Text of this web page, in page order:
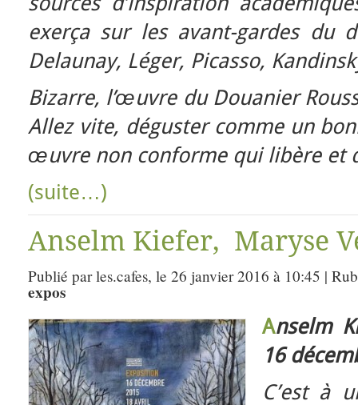
exerça sur les avant-gardes du
Delaunay, Léger, Picasso,
Bizarre, l’œuvre du Douanier
Allez vite, déguster comme un
œuvre non conforme qui libère et
(suite…)
Anselm Kiefer, Maryse
Publié par les.cafes, le 26 janvier 2016 à 10:45 |
expos
Anselm
16
C’est à